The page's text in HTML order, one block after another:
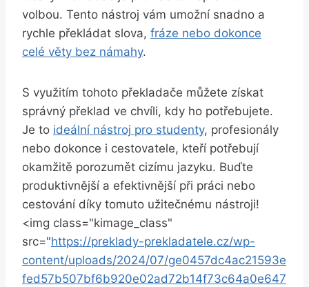
volbou. Tento nástroj vám umožní snadno a
rychle překládat slova, fráze nebo dokonce
celé věty bez námahy.
S využitím tohoto překladače můžete získat
správný překlad ve chvíli, kdy ho potřebujete.
Je to ideální nástroj pro studenty, profesionály
nebo dokonce i cestovatele, kteří potřebují
okamžitě porozumět cizímu jazyku. Buďte
produktivnější a efektivnější při práci nebo
cestování díky tomuto užitečnému nástroji!
<img class="kimage_class"
src="https://preklady-prekladatele.cz/wp-
content/uploads/2024/07/ge0457dc4ac21593e
fed57b507bf6b920e02ad72b14f73c64a0e647